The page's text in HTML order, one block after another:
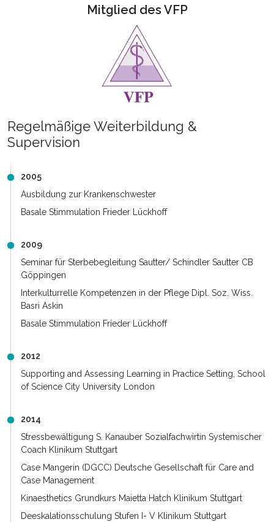
Mitglied des VFP
Regelmäßige Weiterbildung &
Supervision
2005
Ausbildung zur Krankenschwester
Basale Stimmulation Frieder Lückhoff
2009
Seminar für Sterbebegleitung Sautter/ Schindler Sautter CB
Göppingen
Interkulturrelle Kompetenzen in der Pflege Dipl. Soz. Wiss.
Basri Askin
Basale Stimmulation Frieder Lückhoff
2012
Supporting and Assessing Learning in Practice Setting, School
of Science City University London
2014
Stressbewältigung S. Kanauber Sozialfachwirtin Systemischer
Coach Klinikum Stuttgart
Case Mangerin (DGCC) Deutsche Gesellschaft für Care and
Case Management
Kinaesthetics Grundkurs Maietta Hatch Klinikum Stuttgart
Deeskalationsschulung Stufen I- V Klinikum Stuttgart